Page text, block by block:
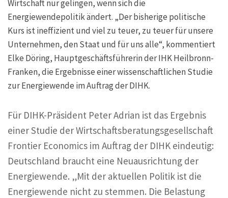
Wirtschaft nur gelingen, wenn sich die
Energiewendepolitik ändert. „Der bisherige politische
Kurs ist ineffizient und viel zu teuer, zu teuer für unsere
Unternehmen, den Staat und für uns alle“, kommentiert
Elke Döring, Hauptgeschäftsführerin der IHK Heilbronn-
Franken, die Ergebnisse einer wissenschaftlichen Studie
zur Energiewende im Auftrag der DIHK.
Für DIHK-Präsident Peter Adrian ist das Ergebnis
einer Studie der Wirtschaftsberatungsgesellschaft
Frontier Economics im Auftrag der DIHK eindeutig:
Deutschland braucht eine Neuausrichtung der
Energiewende. „Mit der aktuellen Politik ist die
Energiewende nicht zu stemmen. Die Belastung